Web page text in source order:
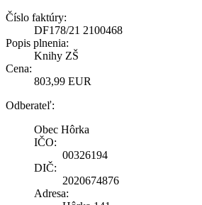
Číslo faktúry:
DF178/21 2100468
Popis plnenia:
Knihy ZŠ
Cena:
803,99 EUR
Odberateľ:
Obec Hôrka
IČO:
00326194
DIČ:
2020674876
Adresa: